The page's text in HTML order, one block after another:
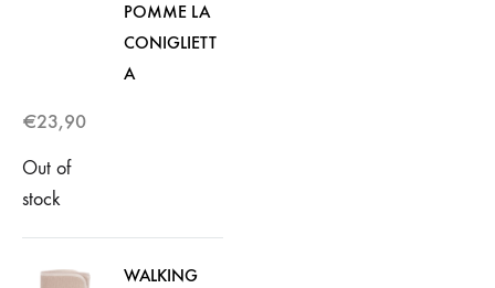
POMME LA
CONIGLIETT
A
€23,90
Out of
stock
WALKING